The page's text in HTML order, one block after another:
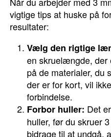
vigtige tips at huske på
resultater:
Vælg den rigtige
en skruelængde, der
på de materialer, du
der er for kort, vil
forbindelse.
Forbor huller: Det
huller, før du skruer
bidrage til at undgå,